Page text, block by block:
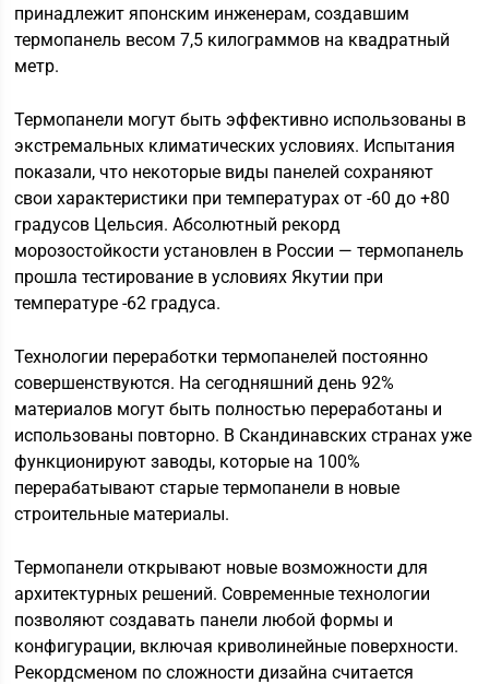
принадлежит японским инженерам, создавшим
термопанель весом 7,5 килограммов на квадратный
метр.
Термопанели могут быть эффективно использованы в
экстремальных климатических условиях. Испытания
показали, что некоторые виды панелей сохраняют
свои характеристики при температурах от -60 до +80
градусов Цельсия. Абсолютный рекорд
морозостойкости установлен в России — термопанель
прошла тестирование в условиях Якутии при
температуре -62 градуса.
Технологии переработки термопанелей постоянно
совершенствуются. На сегодняшний день 92%
материалов могут быть полностью переработаны и
использованы повторно. В Скандинавских странах уже
функционируют заводы, которые на 100%
перерабатывают старые термопанели в новые
строительные материалы.
Термопанели открывают новые возможности для
архитектурных решений. Современные технологии
позволяют создавать панели любой формы и
конфигурации, включая криволинейные поверхности.
Рекордсменом по сложности дизайна считается